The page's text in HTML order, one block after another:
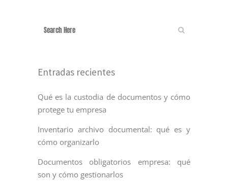
Entradas recientes
Qué es la custodia de documentos y cómo
protege tu empresa
Inventario archivo documental: qué es y
cómo organizarlo
Documentos obligatorios empresa: qué
son y cómo gestionarlos